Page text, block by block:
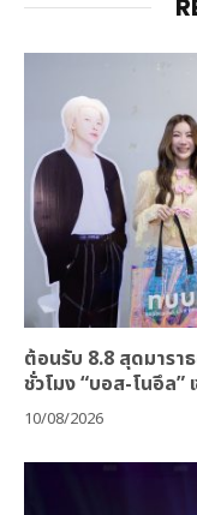
ต้อนรับ 8.8 สุดมาร
ชั่วโมง “บอส-โนอึล”
10/08/2026